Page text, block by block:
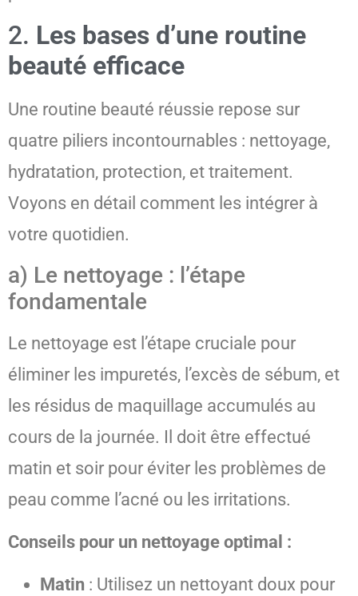
2. Les bases d’une routine
beauté efficace
Une routine beauté réussie repose sur
quatre piliers incontournables : nettoyage,
hydratation, protection, et traitement.
Voyons en détail comment les intégrer à
votre quotidien.
a) Le nettoyage : l’étape
fondamentale
Le nettoyage est l’étape cruciale pour
éliminer les impuretés, l’excès de sébum, et
les résidus de maquillage accumulés au
cours de la journée. Il doit être effectué
matin et soir pour éviter les problèmes de
peau comme l’acné ou les irritations.
Conseils pour un nettoyage optimal :
Matin : Utilisez un nettoyant doux pour